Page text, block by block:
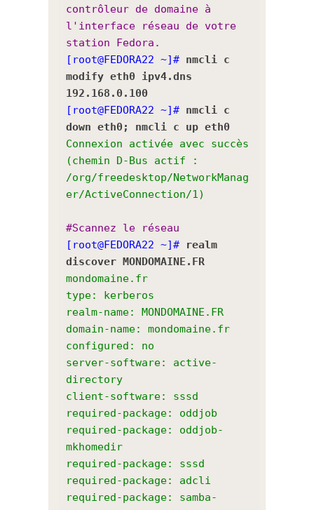
contrôleur de domaine à
l'interface réseau de votre
station Fedora.
[root@FEDORA22 ~]# nmcli c
modify eth0 ipv4.dns
192.168.0.100
[root@FEDORA22 ~]# nmcli c
down eth0; nmcli c up eth0
Connexion activée avec succès
(chemin D-Bus actif :
/org/freedesktop/NetworkManag
er/ActiveConnection/1)
#Scannez le réseau
[root@FEDORA22 ~]#
realm
discover MONDOMAINE.FR
mondomaine.fr
type: kerberos
realm-name: MONDOMAINE.FR
domain-name: mondomaine.fr
configured: no
server-software: active-
directory
client-software: sssd
required-package: oddjob
required-package: oddjob-
mkhomedir
required-package: sssd
required-package: adcli
required-package: samba-